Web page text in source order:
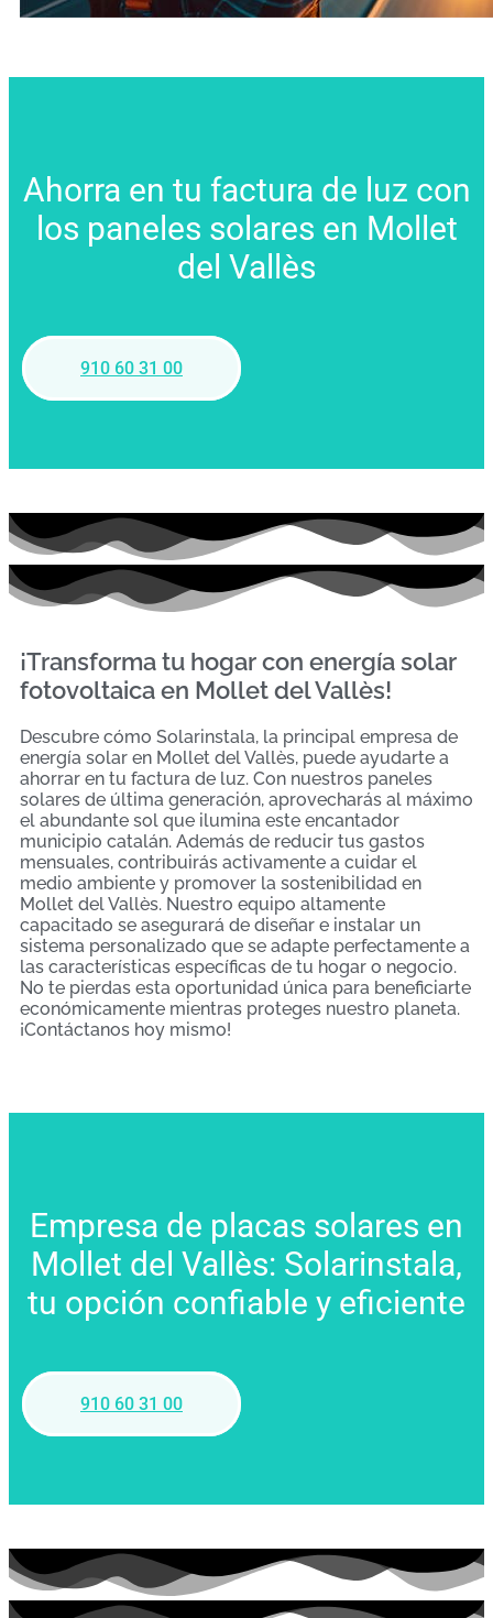
Ahorra en tu factura de luz con
los paneles solares en Mollet
del Vallès
910 60 31 00
¡Transforma tu hogar con energía solar
fotovoltaica en Mollet del Vallès!
Descubre cómo Solarinstala, la principal empresa de
energía solar en Mollet del Vallès, puede ayudarte a
ahorrar en tu factura de luz. Con nuestros paneles
solares de última generación, aprovecharás al máximo
el abundante sol que ilumina este encantador
municipio catalán. Además de reducir tus gastos
mensuales, contribuirás activamente a cuidar el
medio ambiente y promover la sostenibilidad en
Mollet del Vallès. Nuestro equipo altamente
capacitado se asegurará de diseñar e instalar un
sistema personalizado que se adapte perfectamente a
las características específicas de tu hogar o negocio.
No te pierdas esta oportunidad única para beneficiarte
económicamente mientras proteges nuestro planeta.
¡Contáctanos hoy mismo!
Empresa de placas solares en
Mollet del Vallès: Solarinstala,
tu opción confiable y eficiente
910 60 31 00